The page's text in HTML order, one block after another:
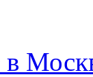
в